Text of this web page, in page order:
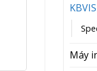
Máy